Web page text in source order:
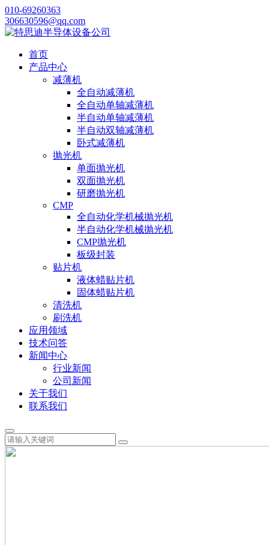
010-69260363
306630596@qq.com
首页
产品中心
减薄机
全自动减薄机
全自动单轴减薄机
半自动单轴减薄机
半自动双轴减薄机
卧式减薄机
抛光机
单面抛光机
双面抛光机
研磨抛光机
CMP
全自动化学机械抛光机
半自动化学机械抛光机
CMP抛光机
板级封装
贴片机
液体蜡贴片机
固体蜡贴片机
清洗机
刷洗机
应用领域
技术问答
新闻中心
行业新闻
公司新闻
关于我们
联系我们